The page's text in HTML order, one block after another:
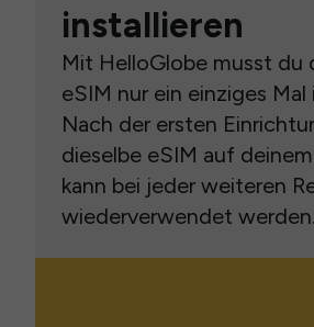
installieren
Mit HelloGlobe musst du
eSIM nur ein einziges Mal
Nach der ersten
dieselbe eSIM auf
kann bei jeder weiteren
wiederverwendet werden.